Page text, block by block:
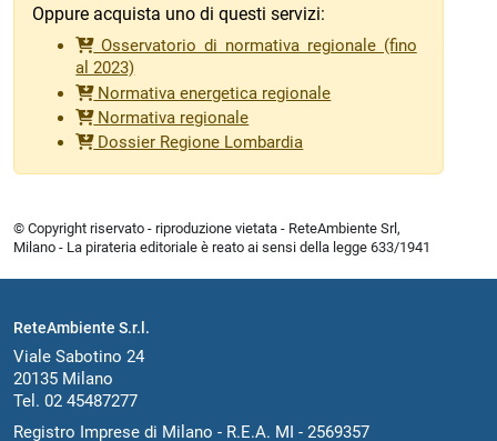
Oppure acquista uno di questi servizi:
Osservatorio di normativa regionale (fino
al 2023)
Normativa energetica regionale
Normativa regionale
Dossier Regione Lombardia
© Copyright riservato - riproduzione vietata - ReteAmbiente Srl,
Milano - La pirateria editoriale è reato ai sensi della legge 633/1941
ReteAmbiente S.r.l.
Viale Sabotino 24
20135 Milano
Tel. 02 45487277
Registro Imprese di Milano - R.E.A. MI - 2569357